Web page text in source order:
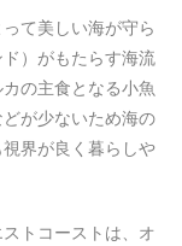
て美しい海が守ら
）がもたらす海流
の主食となる小魚
が少ないため海の
界が良く暮らしや
トコーストは、オ